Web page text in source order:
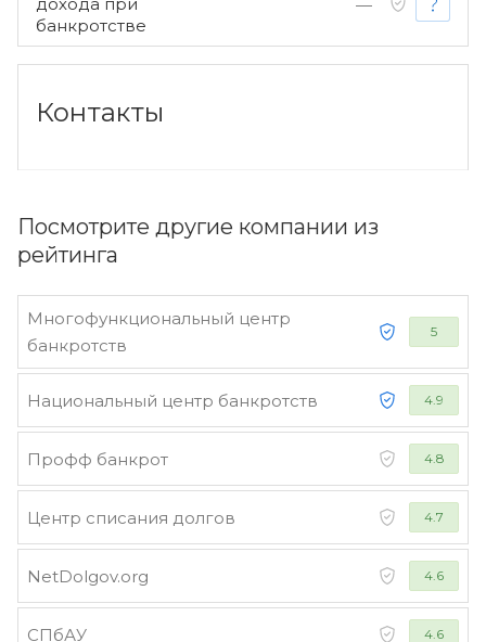
Посмотрите другие компании из
рейтинга
Многофункциональный центр
банкротств
5
Национальный центр банкротств 4.9
Профф банкрот 4.8
Центр списания долгов 4.7
NetDolgov.org 4.6
СПбАУ 4.6
банкротстве
—
Контакты